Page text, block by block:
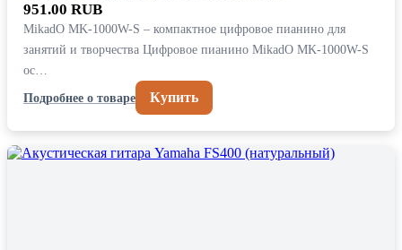
951.00 RUB
MikadO MK-1000W-S – компактное цифровое пианино для
занятий и творчества Цифровое пианино MikadO MK-1000W-S
ос…
Подробнее о товаре
Купить